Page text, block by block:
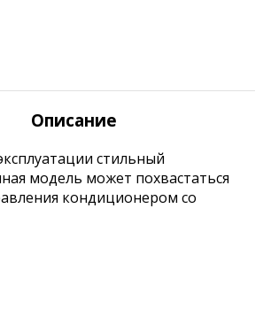
Описание
стильный
модель может похвастаться
кондиционером со